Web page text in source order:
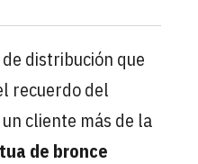
distribución que
recuerdo del
cliente más de la
de bronce